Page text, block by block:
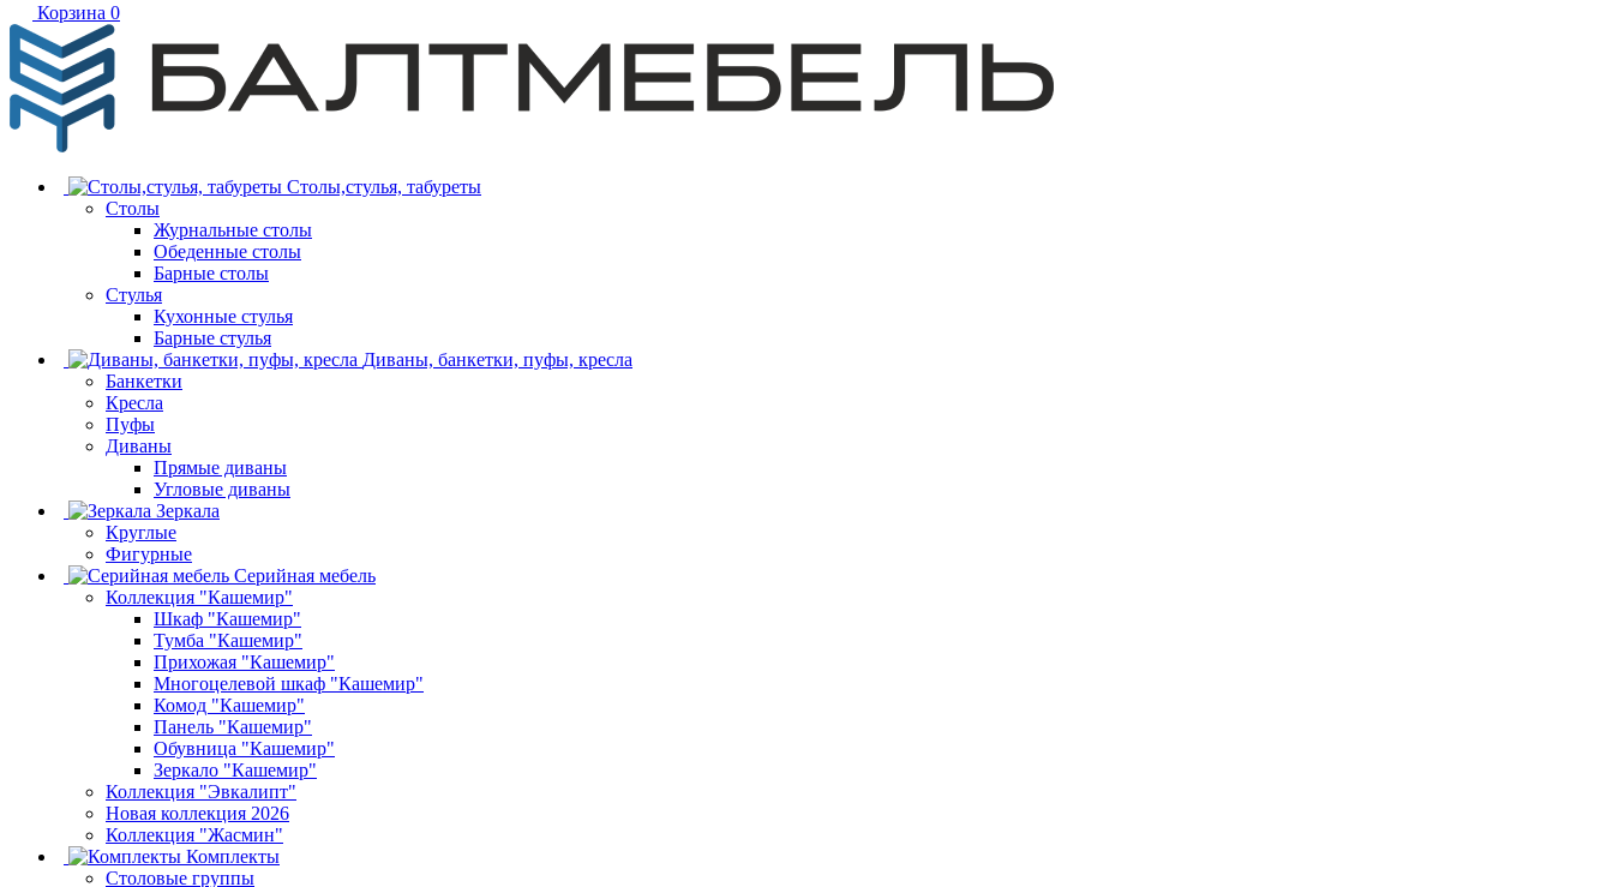
Корзина 0
Столы,стулья, табуреты
Столы
Журнальные столы
Обеденные столы
Барные столы
Стулья
Кухонные стулья
Барные стулья
Диваны, банкетки, пуфы, кресла
Банкетки
Кресла
Пуфы
Диваны
Прямые диваны
Угловые диваны
Зеркала
Круглые
Фигурные
Серийная мебель
Коллекция "Кашемир"
Шкаф "Кашемир"
Тумба "Кашемир"
Прихожая "Кашемир"
Многоцелевой шкаф "Кашемир"
Комод "Кашемир"
Панель "Кашемир"
Обувница "Кашемир"
Зеркало "Кашемир"
Коллекция "Эвкалипт"
Новая коллекция 2026
Коллекция "Жасмин"
Комплекты
Столовые группы